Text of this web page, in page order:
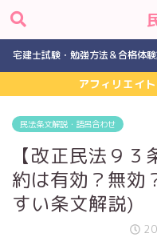
宅建士試験・勉強方法＆合格体
アフィリエイ
民法条文解説・語呂合わせ
【改正民法９
約は有効？無効
すい条文解説)